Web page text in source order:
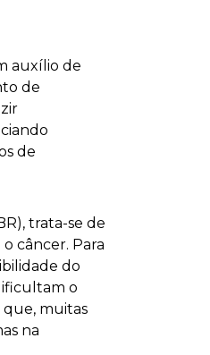
auxílio de
de
de
trata-se de
câncer. Para
do
o
que, muitas
na